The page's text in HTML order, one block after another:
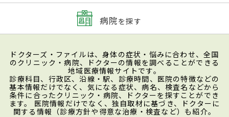
病院を探す
ドクターズ・ファイルは、身体の症状・悩みに合わせ、全国
のクリニック・病院、ドクターの情報を調べることができる
地域医療情報サイトです。
診療科目、行政区、沿線・駅、診療時間、医院の特徴などの
基本情報だけでなく、気になる症状、病名、検査名などから
条件に合ったクリニック・病院、ドクターを探すことができ
ます。 医院情報だけでなく、独自取材に基づき、ドクターに
関する情報（診療方針や得意な治療・検査など）も紹介。